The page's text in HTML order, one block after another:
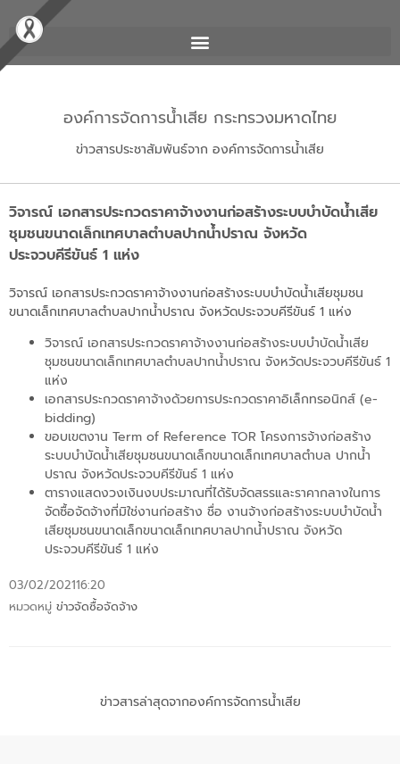
องค์การจัดการน้ำเสีย กระทรวงมหาดไทย
ข่าวสารประชาสัมพันธ์จาก องค์การจัดการน้ำเสีย
วิจารณ์ เอกสารประกวดราคาจ้างงานก่อสร้างระบบบำบัดน้ำเสีย
ชุมชนขนาดเล็กเทศบาลตำบลปากน้ำปราณ จังหวัด
ประจวบคีรีขันธ์ 1 แห่ง
วิจารณ์ เอกสารประกวดราคาจ้างงานก่อสร้างระบบบำบัดน้ำเสียชุมชน
ขนาดเล็กเทศบาลตำบลปากน้ำปราณ จังหวัดประจวบคีรีขันธ์ 1 แห่ง
วิจารณ์ เอกสารประกวดราคาจ้างงานก่อสร้างระบบบำบัดน้ำเสีย
ชุมชนขนาดเล็กเทศบาลตำบลปากน้ำปราณ จังหวัดประจวบคีรีขันธ์ 1
แห่ง
เอกสารประกวดราคาจ้างด้วยการประกวดราคาอิเล็กทรอนิกส์ (e-
bidding)
ขอบเขตงาน Term of Reference TOR โครงการจ้างก่อสร้าง
ระบบบำบัดน้ำเสียชุมชนขนาดเล็กขนาดเล็กเทศบาลตำบล ปากน้ำ
ปราณ จังหวัดประจวบคีรีขันธ์ 1 แห่ง
ตารางแสดงวงเงินงบประมาณที่ได้รับจัดสรรและราคากลางในการ
จัดซื้อจัดจ้างที่มิใช่งานก่อสร้าง ชื่อ งานจ้างก่อสร้างระบบบำบัดน้ำ
เสียชุมชนขนาดเล็กขนาดเล็กเทศบาลปากน้ำปราณ จังหวัด
ประจวบคีรีขันธ์ 1 แห่ง
03/02/202116:20
หมวดหมู่ ข่าวจัดซื้อจัดจ้าง
ข่าวสารล่าสุดจากองค์การจัดการน้ำเสีย